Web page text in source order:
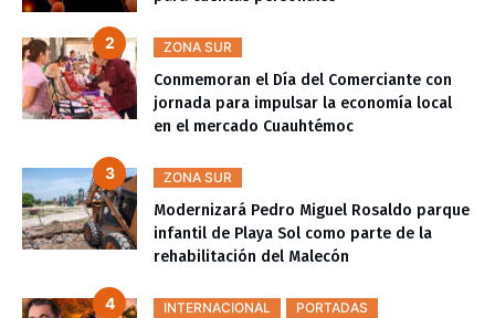
ZONA SUR
Conmemoran el Día del Comerciante con
jornada para impulsar la economía local
en el mercado Cuauhtémoc
ZONA SUR
Modernizará Pedro Miguel Rosaldo parque
infantil de Playa Sol como parte de la
rehabilitación del Malecón
INTERNACIONAL PORTADAS